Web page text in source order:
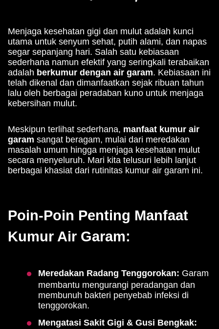
Menjaga kesehatan gigi dan mulut adalah kunci
utama untuk senyum sehat, putih alami, dan napas
segar sepanjang hari. Salah satu kebiasaan
sederhana namun efektif yang seringkali terabaikan
adalah berkumur dengan air garam. Kebiasaan ini
telah dikenal dan dimanfaatkan sejak ribuan tahun
lalu oleh berbagai peradaban kuno untuk menjaga
kebersihan mulut.
Meskipun terlihat sederhana, manfaat kumur air
garam sangat beragam, mulai dari meredakan
masalah umum hingga menjaga kesehatan mulut
secara menyeluruh. Mari kita telusuri lebih lanjut
berbagai khasiat dari rutinitas kumur air garam ini.
Poin-Poin Penting Manfaat
Kumur Air Garam:
Meredakan Radang Tenggorokan: Garam
membantu mengurangi peradangan dan
membunuh bakteri penyebab infeksi di
tenggorokan.
Mengatasi Sakit Gigi & Gusi Bengkak: